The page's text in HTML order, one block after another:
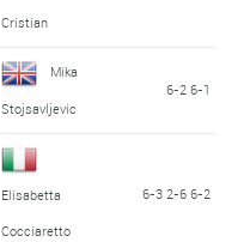
Cristian
Mika
Stojsavljevic
6-2 6-1
Elisabetta
Cocciaretto
6-3 2-6 6-2